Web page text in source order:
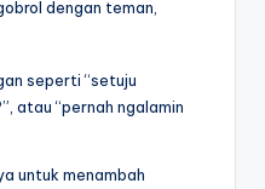
dengan teman,
seperti “setuju
atau “pernah ngalamin
untuk menambah